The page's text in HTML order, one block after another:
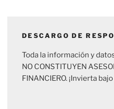
DESCARGO DE
Toda la información y
NO CONSTITUYEN
FINANCIERO. ¡Invierta